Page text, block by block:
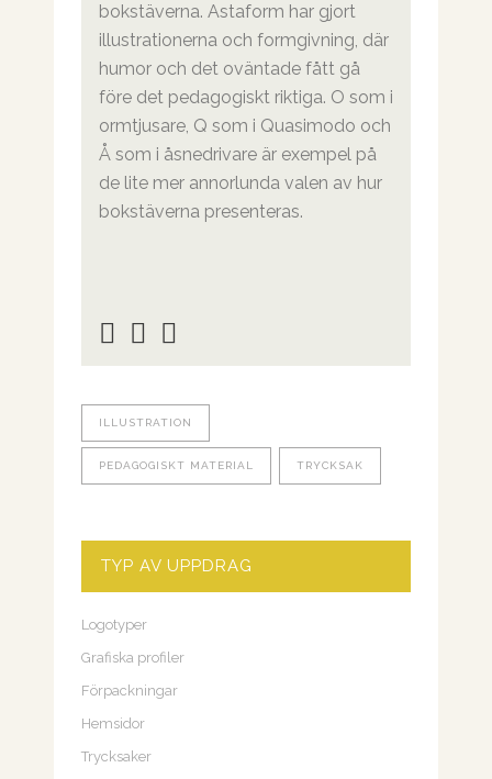
bokstäverna. Astaform har gjort
illustrationerna och formgivning, där
humor och det oväntade fått gå
före det pedagogiskt riktiga. O som i
ormtjusare, Q som i Quasimodo och
Å som i åsnedrivare är exempel på
de lite mer annorlunda valen av hur
bokstäverna presenteras.
ILLUSTRATION
PEDAGOGISKT MATERIAL TRYCKSAK
TYP AV UPPDRAG
Logotyper
Grafiska profiler
Förpackningar
Hemsidor
Trycksaker